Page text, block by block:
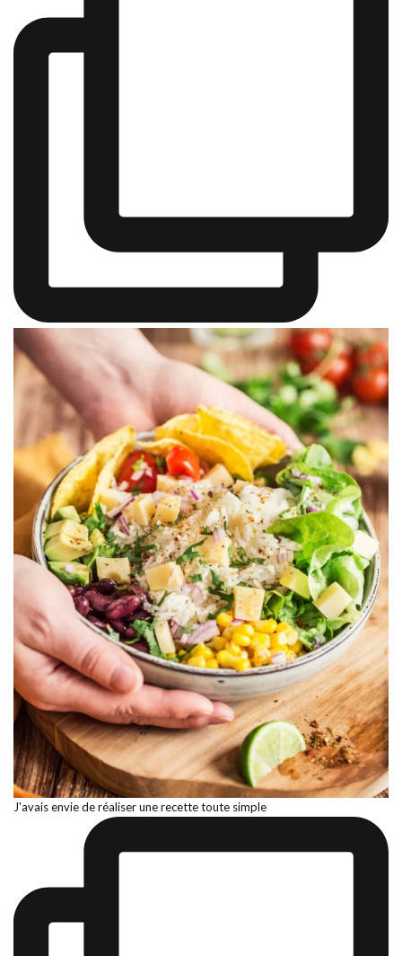
J'avais envie de réaliser une recette toute simple